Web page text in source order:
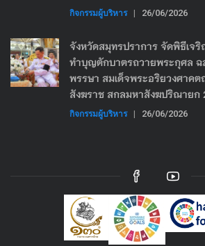
กิจกรรมผู้บริหาร | 26/06/2026
จังหวัดสมุทรปราการ จัดพิธีเจ
ทำบุญตักบาตรถวายพระกุศล ฉ
พรรษา สมเด็จพระอริยวงศาค
สังฆราช สกลมหาสังฆปริณายก
กิจกรรมผู้บริหาร | 26/06/2026